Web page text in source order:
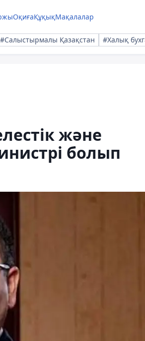
ОқиғаҚұқықМақалалар
#Салыстырмалы Қазақстан #Халық
және
болып